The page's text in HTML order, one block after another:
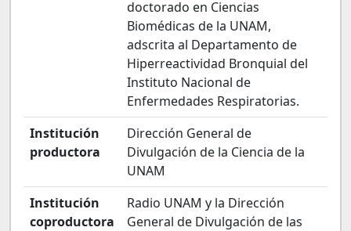
doctorado en Ciencias
Biomédicas de la UNAM,
adscrita al Departamento de
Hiperreactividad Bronquial del
Instituto Nacional de
Enfermedades Respiratorias.
Institución
productora
Dirección General de
Divulgación de la Ciencia de la
UNAM
Institución
coproductora
Radio UNAM y la Dirección
General de Divulgación de las